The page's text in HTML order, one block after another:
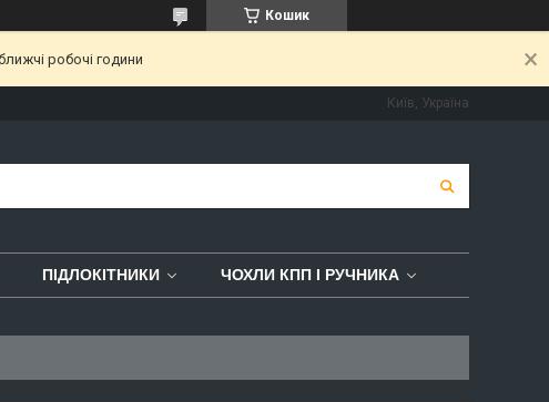
Кошик
робочі години
Київ, Україна
ПІДЛОКІТНИКИ ЧОХЛИ КПП І РУЧНИКА